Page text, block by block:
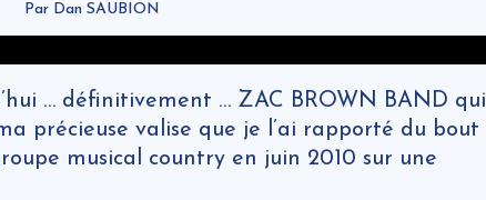
Par Dan SAUBION
… définitivement … ZAC BROWN BAND qui
précieuse valise que je l’ai rapporté du bout
musical country en juin 2010 sur une